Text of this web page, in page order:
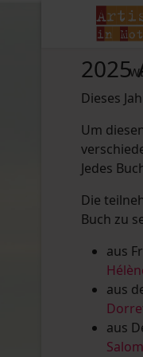
2025
Dieses
Um
Jedes
Die
Buch zu
aus
aus
aus